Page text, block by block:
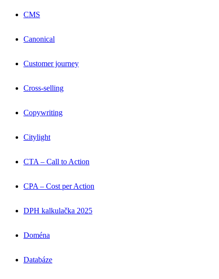
CMS
Canonical
Customer journey
Cross-selling
Copywriting
Citylight
CTA – Call to Action
CPA – Cost per Action
DPH kalkulačka 2025
Doména
Databáze